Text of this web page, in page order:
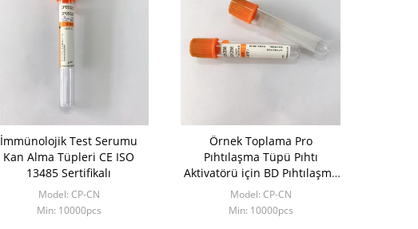
İmmünolojik Test Serumu
Kan Alma Tüpleri CE ISO
13485 Sertifikalı
Model: CP-CN
Min: 10000pcs
Örnek Toplama Pro
Pıhtılaşma Tüpü Pıhtı
Aktivatörü için BD Pıhtılaşma
Tüpleri
Model: CP-CN
Min: 10000pcs